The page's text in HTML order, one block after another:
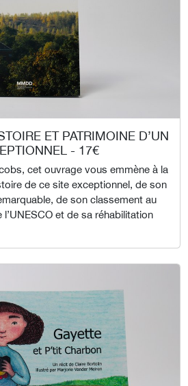
ET PATRIMOINE D’UN
- 17€
cet ouvrage vous emmène à la
de ce site exceptionnel, de son
de son classement au
et de sa réhabilitation